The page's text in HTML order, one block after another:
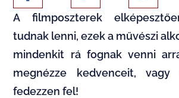
A filmposzterek
tudnak lenni, ezek a művészi
mindenkit rá fognak venni
megnézze kedvenceit,
fedezzen fel!